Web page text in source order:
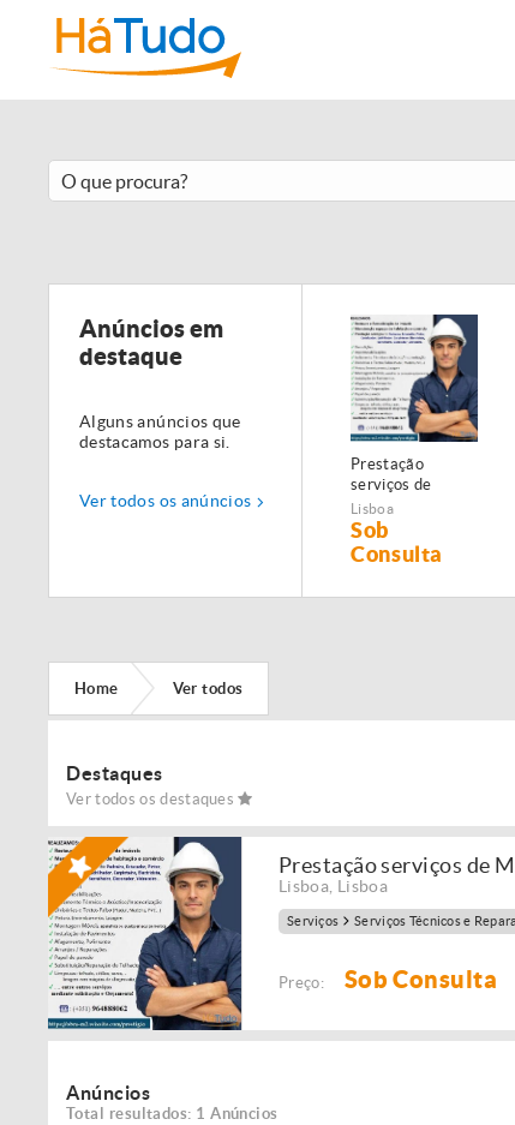
Anúncios em
destaque
Alguns anúncios que
destacamos para si.
Ver todos os anúncios
Prestação
serviços de
Manutenção,
Restauro e
Remodelação de
imóveis!
Lisboa
Sob
Consulta
Home Ver todos
Destaques
Ver todos os destaques
Prestação serviços de
Lisboa Lisboa
Serviços Serviços Técnicos e
Preço: Sob Consulta
Anúncios
Total resultados: 1 Anúncios